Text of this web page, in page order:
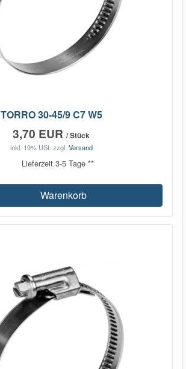
TORRO 30-45/9 C7 W5
3,70 EUR / Stück
inkl. 19% USt. zzgl. Versand
Lieferzeit 3-5 Tage **
Warenkorb